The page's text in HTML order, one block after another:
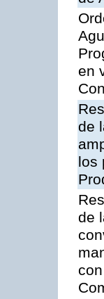
en
de
los
de